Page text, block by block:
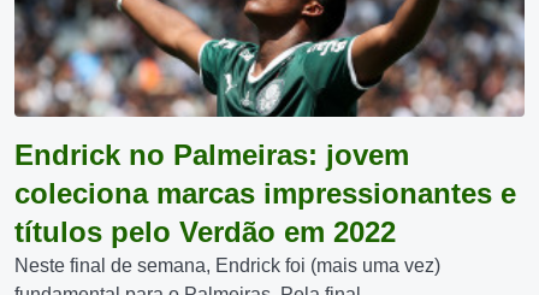
Endrick no Palmeiras: jovem
coleciona marcas impressionantes e
títulos pelo Verdão em 2022
Neste final de semana, Endrick foi (mais uma vez)